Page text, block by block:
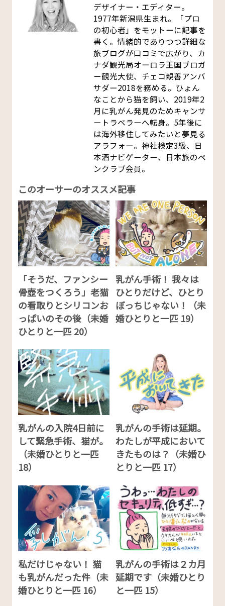
デザイナー・エディター。
1977年新潟県生まれ。「プロ
の初心者」をモットーに記事を
書く。情緒的でありつつ詳細な
旅ブログが口コミで広がり、カ
ナダ観光局オーロラ王国ブロガ
ー観光大使、チェコ親善アンバ
サダー2018を務める。ひょん
なことから猫を飼い、2019年2
月に乳がん発見のためキャンサ
ートラベラーへ転身。5年後に
は海外移住してみたいと夢見る
アラフォー。神社検定3級、日
本酒ナビゲーター、日本旅のペ
ンクラブ会員。
このオーサーのオススメ記事
「そうだ、ファンシー
骨壺をつくろう」老猫
の看取りとシリコンお
っぱいのその後（未婚
ひとりと一匹 20）
乳がん手術！ 我々は
ひとりだけど、ひとり
ぼっちじゃない！（未
婚ひとりと一匹 19）
乳がんの入院4日前に
して緊急手術、猫が。
（未婚ひとりと一匹
18）
乳がんの手術は延期。
わたしが平成において
きたものは？（未婚ひ
とりと一匹 17）
私だけじゃない！ 猫
も乳がんだった件（未
婚ひとりと一匹 16）
乳がんの手術は２カ月
延期です（未婚ひとり
と一匹 15）